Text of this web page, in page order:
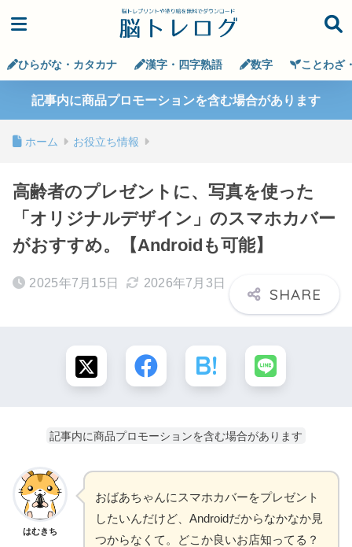
ひらがな・カタカナ 漢字・四字熟語 数字 ことわざ
記事内に商品プロモーションを含む場合があります
ホーム お役立ち情報
高齢者のプレゼントに、写真を使った
「オリジナルデザイン」のスマホカバー
がおすすめ。【Androidも可能】
2025年7月15日 2026年7月3日
記事内に商品プロモーションを含む場合があります
はむきち
おばあちゃんにスマホカバーをプレゼント
したいんだけど、Androidだからなかなか見
つからなくて。どこか良いお店知ってる？